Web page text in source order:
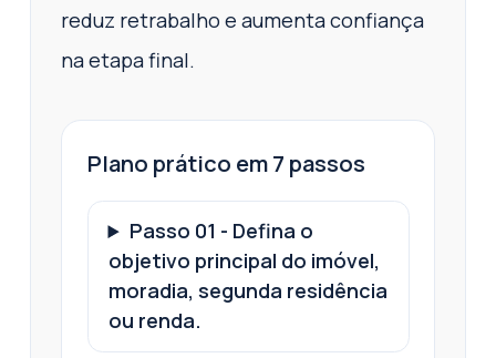
reduz retrabalho e aumenta confiança
na etapa final.
Plano prático em 7 passos
Passo 01 - Defina o
objetivo principal do imóvel,
moradia, segunda residência
ou renda.